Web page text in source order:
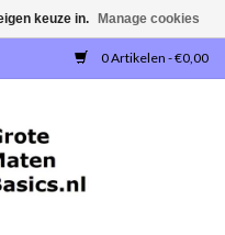
0 Artikelen - €0,00
keuze in. Manage cookies